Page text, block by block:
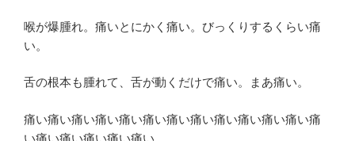
喉が爆腫れ。痛いとにかく痛い。びっくりするくらい痛
い。
舌の根本も腫れて、舌が動くだけで痛い。まあ痛い。
痛い痛い痛い痛い痛い痛い痛い痛い痛い痛い痛い痛い痛
い痛い痛い痛い痛い痛い